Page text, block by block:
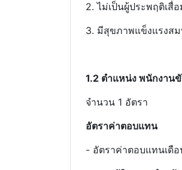
2. ไม่เป็นผู้ประพฤติเสื่
3. มีสุขภาพแข็งแรงส
1.2 ตําแหน่ง พนักงาน
จํานวน 1 อัตรา
อัตราค่าตอบแทน
- อัตราค่าตอบแทนเดื